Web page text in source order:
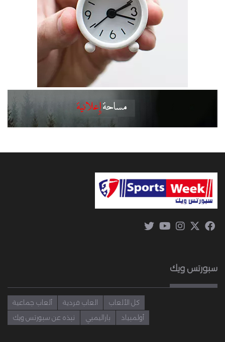
سبورتس ويك
ألعاب جماعية العاب فردية
كل الألعاب
نبذه عن سبورتس ويك
باراليمبي أولمبياد